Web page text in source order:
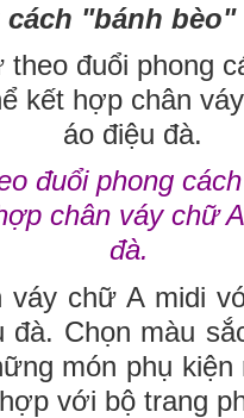
"bánh
đuổi phong
chân váy chữ
đà.
váy chữ A midi
đà. Chọn màu
món phụ
với bộ trang